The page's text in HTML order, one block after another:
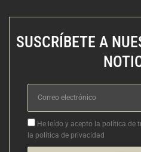
SUSCRÍBETE A
Correo
electrónico
Aceptacion
He leído y acepto la política de
la política de privacidad